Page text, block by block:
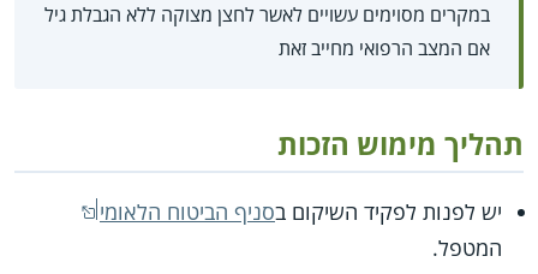
במקרים מסוימים עשויים לאשר לחצן מצוקה ללא הגבלת גיל
אם המצב הרפואי מחייב זאת
תהליך מימוש הזכות
יש לפנות לפקיד השיקום בסניף הביטוח הלאומי
המטפל.